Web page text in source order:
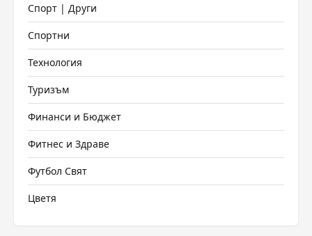
Спорт | Други
Спортни
Технология
Туризъм
Финанси и Бюджет
Фитнес и Здраве
Футбол Свят
Цветя